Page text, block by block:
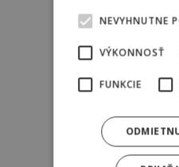
Hilson Jasná
031 01
NEVYHNUTNE
VÝKONNOSŤ
FUNKCIE